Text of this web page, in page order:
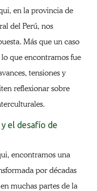
en la provincia de
del Perú, nos
Más que un caso
que encontramos fue
tensiones y
reflexionar sobre
el desafío de
encontramos una
por décadas
muchas partes de la